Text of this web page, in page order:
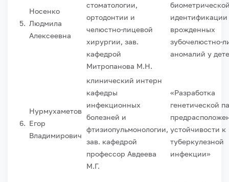
5.
Носенко
Людмила
Алексеевна
стоматологии,
ортодонтии и
челюстно-лицевой
хирургии, зав.
кафедрой
Митропанова М.Н.
идентификации
врожденных
зубочелюстно-
аномалий у
6.
Нурмухаметов
Егор
Владимирович
клинический интерн
кафедры
инфекционных
болезней и
фтизиопульмонологии,
зав. кафедрой
профессор Авдеева
М.Г.
«Разработка
генетической
устойчивости к
туберкулезной
инфекции»